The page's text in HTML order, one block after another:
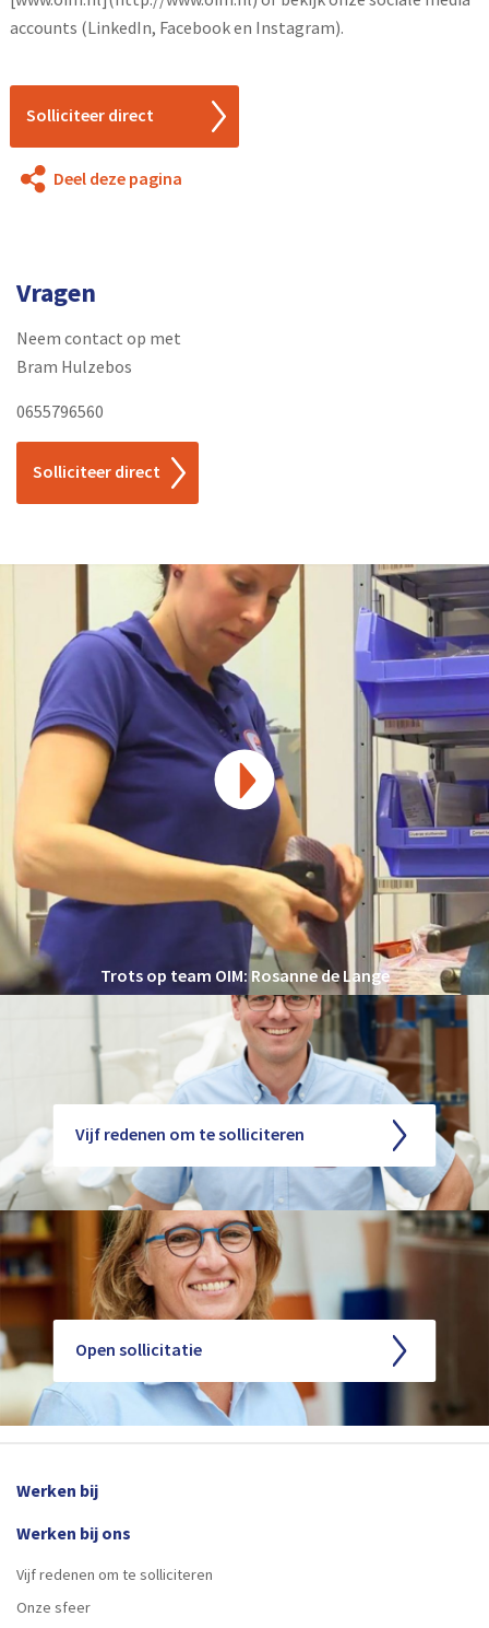
accounts (LinkedIn, Facebook en Instagram).
Solliciteer direct
Deel deze pagina
E-mail
LinkedIn
Vragen
Neem contact op met
Bram Hulzebos
0655796560
Solliciteer direct
Trots op team OIM: Rosanne de Lange
Vijf redenen om te solliciteren
Open sollicitatie
Werken bij
Werken bij ons
Vijf redenen om te solliciteren
Onze sfeer